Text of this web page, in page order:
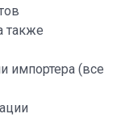
также
импортера (все